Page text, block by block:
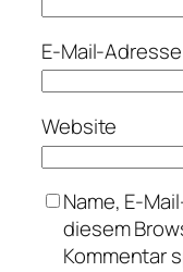
E-Mail-Adresse
Website
Name, E-
diesem
Kommentar